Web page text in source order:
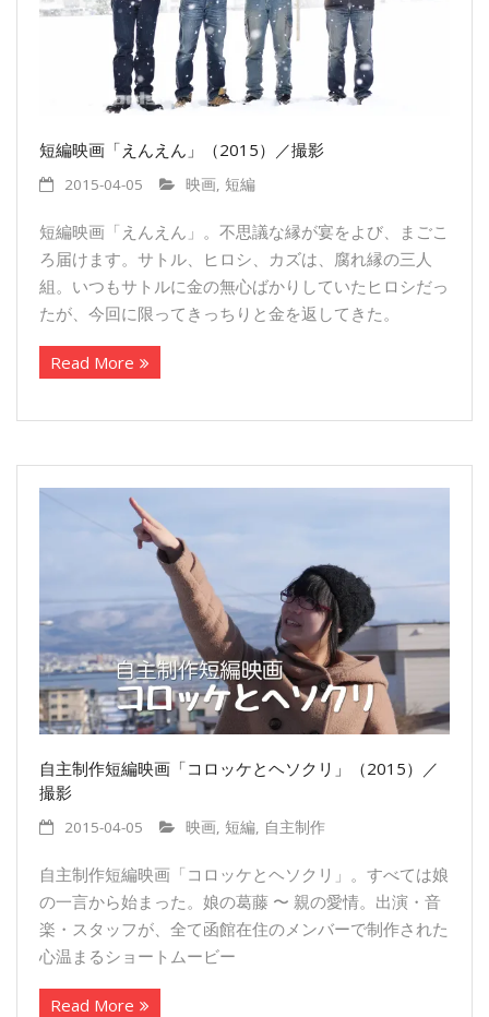
短編映画「えんえん」（2015）／撮影
2015-04-05 映画, 短編
短編映画「えんえん」。不思議な縁が宴をよび、まごこ
ろ届けます。サトル、ヒロシ、カズは、腐れ縁の三人
組。いつもサトルに金の無心ばかりしていたヒロシだっ
たが、今回に限ってきっちりと金を返してきた。
Read More
自主制作短編映画「コロッケとヘソクリ」（2015）／
撮影
2015-04-05 映画 短編 自主制作
自主制作短編映画「コロッケとヘソクリ」。すべては娘
の一言から始まった。娘の葛藤 〜 親の愛情。出演・音
楽・スタッフが、全て函館在住のメンバーで制作された
心温まるショートムービ­ー
Read More